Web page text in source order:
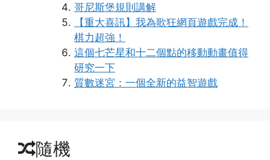
哥尼斯堡規則講解
【重大喜訊】我為歌狂網頁遊戲完成！
棋力超強！
這個七芒星和十二個點的移動動畫值得
研究一下
質數迷宮：一個全新的益智遊戲
隨機